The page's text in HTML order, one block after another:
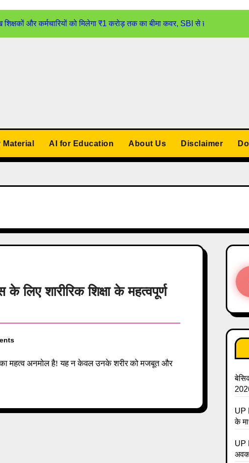
और कर्मचारियों को मिलेगा ₹1 करोड़ तक का बीमा कवर, SBI से होगा बड़ा समझौता
Material AI for Education About Us Disclaimer
लिए शारीरिक शिक्षा के महत्वपूर्ण
UP
के
UP
UP